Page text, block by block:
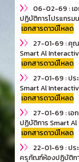
06-02-69 : เ
ปฏิบัติการโปรแกร
เอกสารดาวน์โหลด
27-01-69 : คุ
Smart Al
เอกสารดาวน์โหลด
27-01-69 : ปร
Smart Al
เอกสารดาวน์โหลด
27-01-69 : เอ
ปฏิบัติการ Smart
เอกสารดาวน์โหลด
22-01-69 : ปร
ครุภัณฑ์ห้องปฏิบัติก